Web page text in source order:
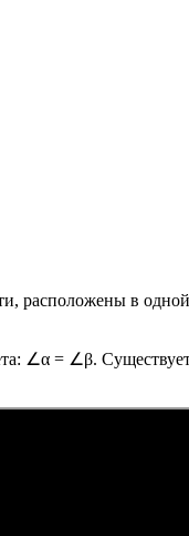
расположены в
∠α = ∠β. Существует